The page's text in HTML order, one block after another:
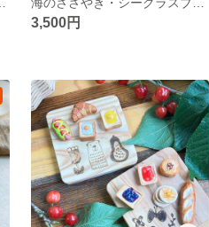
3,500円